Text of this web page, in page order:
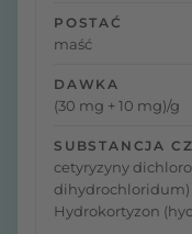
POSTAĆ
maść
DAWKA
(30 mg + 10 mg)/g
SUBSTANCJA
cetyryzyny
dihydrochloridum)
Hydrokortyzon